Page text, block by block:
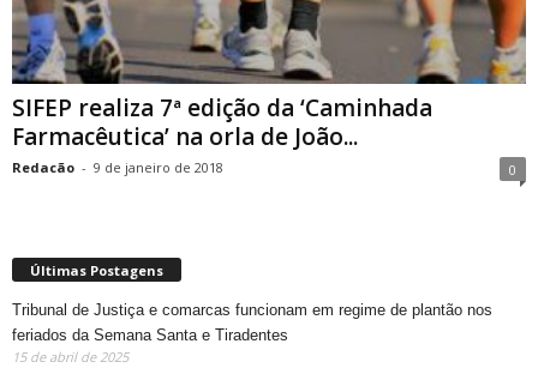
SIFEP realiza 7ª edição da ‘Caminhada
Farmacêutica’ na orla de João...
Redacão - 9 de janeiro de 2018 0
Últimas Postagens
Tribunal de Justiça e comarcas funcionam em regime de plantão nos
feriados da Semana Santa e Tiradentes
15 de abril de 2025